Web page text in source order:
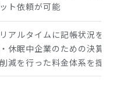
ト依頼が可能
アルタイムに記帳状況を
休眠中企業のための決算
減を行った料金体系を提示